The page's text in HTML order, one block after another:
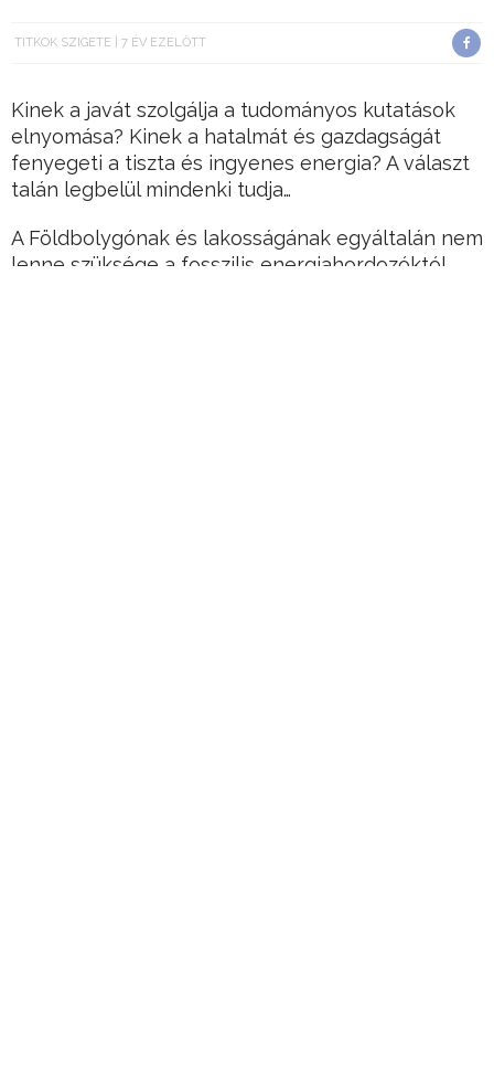
TITKOK SZIGETE 7 ÉV EZELŐTT
Kinek a javát szolgálja a tudományos kutatások
elnyomása? Kinek a hatalmát és gazdagságát
fenyegeti a tiszta és ingyenes energia? A választ
talán legbelül mindenki tudja…
A Földbolygónak és lakosságának egyáltalán nem
lenne szüksége a fosszilis energiahordozóktól